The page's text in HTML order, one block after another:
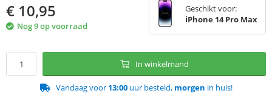
€ 10,95
Nog 9 op voorraad
Geschikt voor:
iPhone 14 Pro Max
In winkelmand
Vandaag voor 13:00uur besteld, morgen in huis!